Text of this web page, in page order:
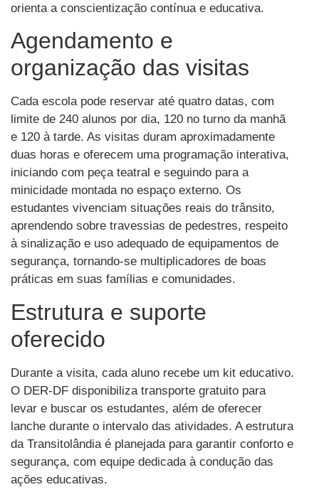
orienta a conscientização contínua e educativa.
Agendamento e
organização das visitas
Cada escola pode reservar até quatro datas, com
limite de 240 alunos por dia, 120 no turno da manhã
e 120 à tarde. As visitas duram aproximadamente
duas horas e oferecem uma programação interativa,
iniciando com peça teatral e seguindo para a
minicidade montada no espaço externo. Os
estudantes vivenciam situações reais do trânsito,
aprendendo sobre travessias de pedestres, respeito
à sinalização e uso adequado de equipamentos de
segurança, tornando-se multiplicadores de boas
práticas em suas famílias e comunidades.
Estrutura e suporte
oferecido
Durante a visita, cada aluno recebe um kit educativo.
O DER-DF disponibiliza transporte gratuito para
levar e buscar os estudantes, além de oferecer
lanche durante o intervalo das atividades. A estrutura
da Transitolândia é planejada para garantir conforto e
segurança, com equipe dedicada à condução das
ações educativas.